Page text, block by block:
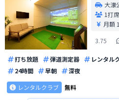
大濠
1打席
月額
3.75
打ち放題 弾道測定器 レンタル
24時間
早朝
深夜
レンタルクラブ
無料